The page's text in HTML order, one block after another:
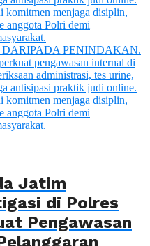
Jatim
di Polres
Pengawasan